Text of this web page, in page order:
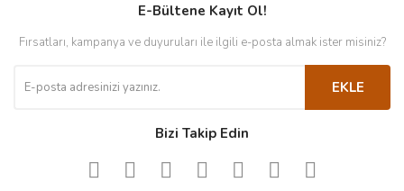
E-Bültene Kayıt Ol!
Fırsatları, kampanya ve duyuruları ile ilgili e-posta almak ister misiniz?
EKLE
Bizi Takip Edin